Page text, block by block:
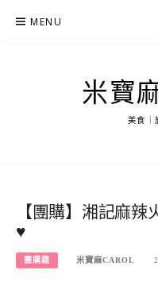
MENU
米寶
美食｜
【團購】湘記麻
♥
團購趣 米寶麻CAROL